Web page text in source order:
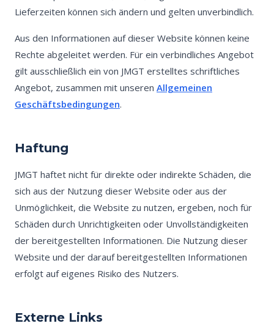
Lieferzeiten können sich ändern und gelten unverbindlich.
Aus den Informationen auf dieser Website können keine
Rechte abgeleitet werden. Für ein verbindliches Angebot
gilt ausschließlich ein von JMGT erstelltes schriftliches
Angebot, zusammen mit unseren Allgemeinen
Geschäftsbedingungen.
Haftung
JMGT haftet nicht für direkte oder indirekte Schäden, die
sich aus der Nutzung dieser Website oder aus der
Unmöglichkeit, die Website zu nutzen, ergeben, noch für
Schäden durch Unrichtigkeiten oder Unvollständigkeiten
der bereitgestellten Informationen. Die Nutzung dieser
Website und der darauf bereitgestellten Informationen
erfolgt auf eigenes Risiko des Nutzers.
Externe Links